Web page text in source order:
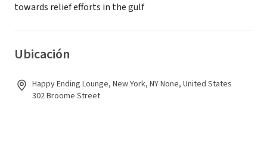
towards relief efforts in the gulf
Ubicación
Happy Ending Lounge, New York, NY None, United States
302 Broome Street